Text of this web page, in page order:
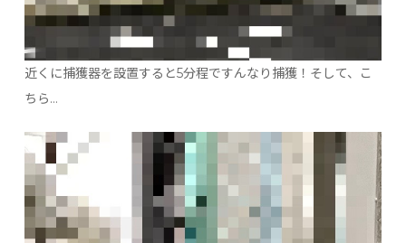
近くに捕獲器を設置すると5分程ですんなり捕獲！そして、こ
ちら…